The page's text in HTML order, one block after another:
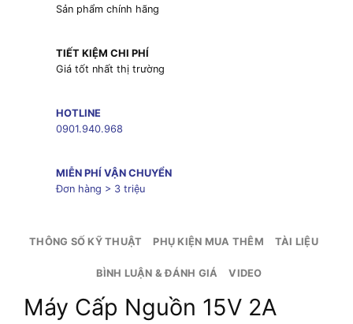
Sản phẩm chính hãng
TIẾT KIỆM CHI PHÍ
Giá tốt nhất thị trường
HOTLINE
0901.940.968
MIỄN PHÍ VẬN CHUYỂN
Đơn hàng > 3 triệu
THÔNG SỐ KỸ THUẬT PHỤ KIỆN MUA THÊM TÀI LIỆU
BÌNH LUẬN & ĐÁNH GIÁ VIDEO
Máy Cấp Nguồn 15V 2A